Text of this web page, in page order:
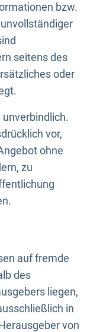
bzw.
seitens des
oder
vor,
ohne
zu
auf fremde
des
liegen,
in
von